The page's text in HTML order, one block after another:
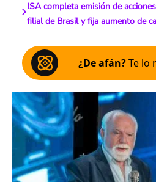
ISA completa emisión de
filial de Brasil y fija aumento de
¿De afán?Te lo